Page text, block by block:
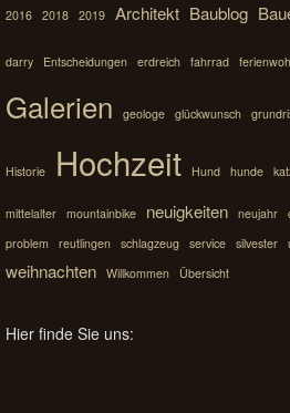
2016 2018 2019 Architekt Baublog
darry Entscheidungen erdreich fahrrad
Galerien
geologe glückwunsch
Historie Hochzeit Hund hunde
mittelalter mountainbike neuigkeiten neujahr
problem
reutlingen schlagzeug service silvester
weihnachten Willkommen Übersicht
Hier finde Sie uns: